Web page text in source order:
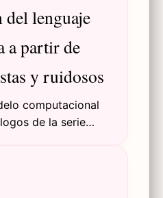
lenguaje
a partir de
y ruidosos
computacional
de la serie
abordando la
la investigación